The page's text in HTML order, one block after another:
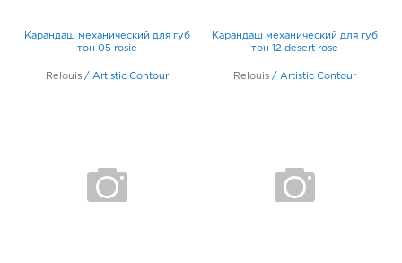
Карандаш механический для губ
тон 05 rosie
Relouis / Artistic Contour
Карандаш механический для губ
тон 12 desert rose
Relouis / Artistic Contour